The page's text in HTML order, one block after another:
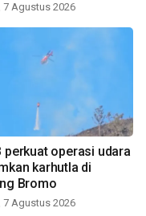
7 Agustus 2026
perkuat operasi udara
karhutla di
Bromo
7 Agustus 2026